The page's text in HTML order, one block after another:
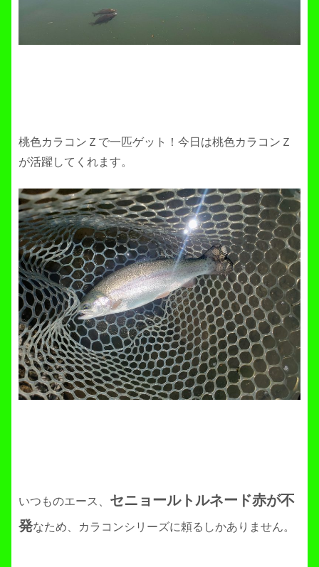
桃色カラコンＺで一匹ゲット！今日は桃色カラコンＺ
が活躍してくれます。
いつものエース、 セニョールトルネード赤が不
発なため、カラコンシリーズに頼るしかありません。